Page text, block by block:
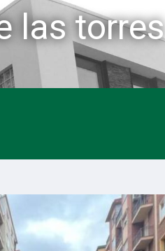
las torres